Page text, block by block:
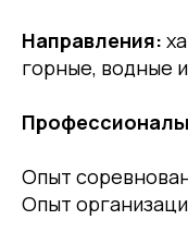
Направления:
горные, водные
Опыт
Опыт